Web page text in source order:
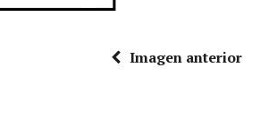
Imagen anterior